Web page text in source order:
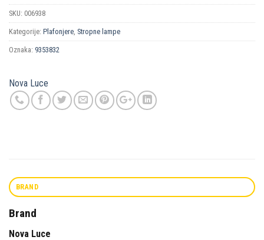
SKU: 006938
Kategorije: Plafonjere, Stropne lampe
Oznaka: 9353832
Nova Luce
BRAND
Brand
Nova Luce